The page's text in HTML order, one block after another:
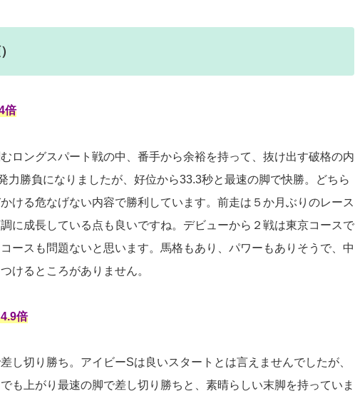
倍
ロングスパート戦の中、番手から余裕を持って、抜け出す破格の内
力勝負になりましたが、好位から33.3秒と最速の脚で快勝。どちら
ける危なげない内容で勝利しています。前走は５か月ぶりのレース
に成長している点も良いですね。デビューから２戦は東京コースで
ースも問題ないと思います。馬格もあり、パワーもありそうで、中
けるところがありません。
倍
し切り勝ち。アイビーSは良いスタートとは言えませんでしたが、
も上がり最速の脚で差し切り勝ちと、素晴らしい末脚を持っていま